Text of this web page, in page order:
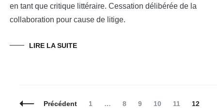
en tant que critique littéraire. Cessation délibérée de la
collaboration pour cause de litige.
LIRE LA SUITE
NavigationPrécédent Page
1 … Page
8 Page
9 Page
10 Page
11 Page
12